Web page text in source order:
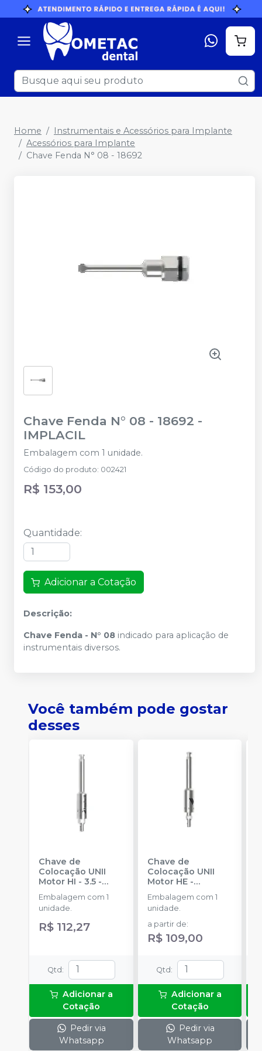
Home
Instrumentais e Acessórios para Implante
Acessórios para Implante
Chave Fenda N° 08 - 18692
Chave Fenda N° 08 - 18692 -
IMPLACIL
Embalagem com 1 unidade.
Código do produto: 002421
R$ 153,00
Quantidade:
Adicionar a Cotação
Descrição:
Chave Fenda - N° 08 indicado para aplicação de
instrumentais diversos.
Você também pode gostar
desses
Chave de
Colocação UNII
Motor HI - 3.5 -
IMPLACIL
Embalagem com 1
unidade.
R$ 112,27
Qtd :
Adicionar a
Cotação
Pedir via
Whatsapp
Chave de
Colocação UNII
Motor HE-
IMPLACIL
Embalagem com 1
unidade.
a partir de:
R$ 109,00
Qtd :
Adicionar a
Cotação
Pedir via
Whatsapp